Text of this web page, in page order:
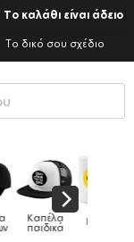
Το καλάθι είναι άδειο
Το δικό σου σχέδιο
Κούπες
ειδικές